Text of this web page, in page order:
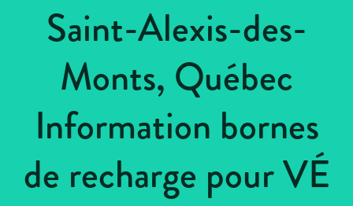
Saint-Alexis-des-
Monts, Québec
Information bornes
de recharge pour VÉ
> Québec